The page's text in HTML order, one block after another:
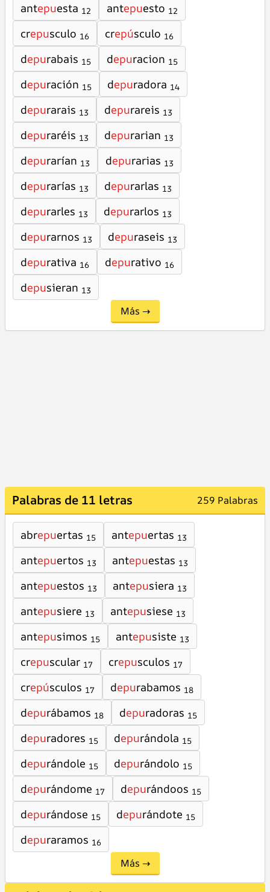
antepuesta 12 antepuesto 12
crepusculo 16 crepúsculo 16
depurabais 15 depuracion 15
depuración 15 depuradora 14
depurarais 13 depurareis 13
depuraréis 13 depurarian 13
depurarían 13 depurarias 13
depurarías 13 depurarlas 13
depurarles 13 depurarlos 13
depurarnos 13 depuraseis 13
depurativa 16 depurativo 16
depusieran 13
Más →
Palabras de 11 letras 259 Palabras
abrepuertas 15 antepuertas 13
antepuertos 13 antepuestas 13
antepuestos 13 antepusiera 13
antepusiere 13 antepusiese 13
antepusimos 15 antepusiste 13
crepuscular 17 crepusculos 17
crepúsculos 17 depurabamos 18
depurábamos 18 depuradoras 15
depuradores 15 depurándola 15
depurándole 15 depurándolo 15
depurándome 17 depurándoos 15
depurándose 15 depurándote 15
depuraramos 16
Más →